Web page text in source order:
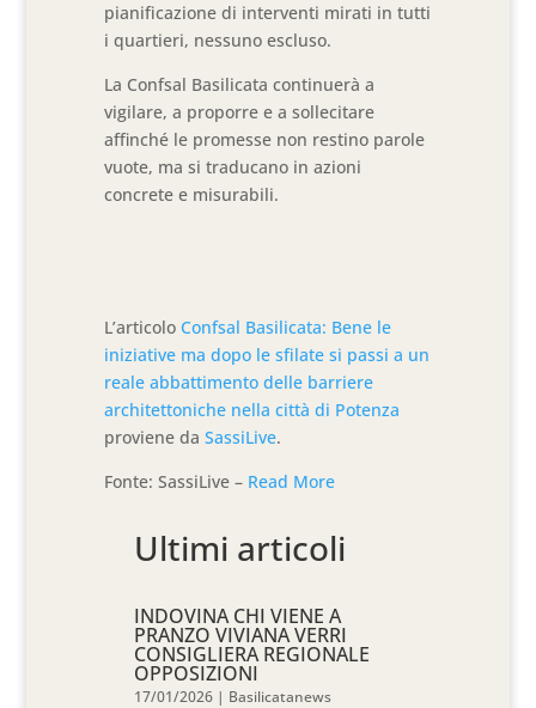
pianificazione di interventi mirati in tutti
i quartieri, nessuno escluso.
La Confsal Basilicata continuerà a
vigilare, a proporre e a sollecitare
affinché le promesse non restino parole
vuote, ma si traducano in azioni
concrete e misurabili.
L’articoloConfsal Basilicata: Bene le
iniziative ma dopo le sfilate si passi a un
reale abbattimento delle barriere
architettoniche nella città di Potenza
proviene daSassiLive.
Fonte: SassiLive – Read More
Ultimi articoli
INDOVINA CHI VIENE A
PRANZO VIVIANA VERRI
CONSIGLIERA REGIONALE
OPPOSIZIONI
17/01/2026 | Basilicatanews